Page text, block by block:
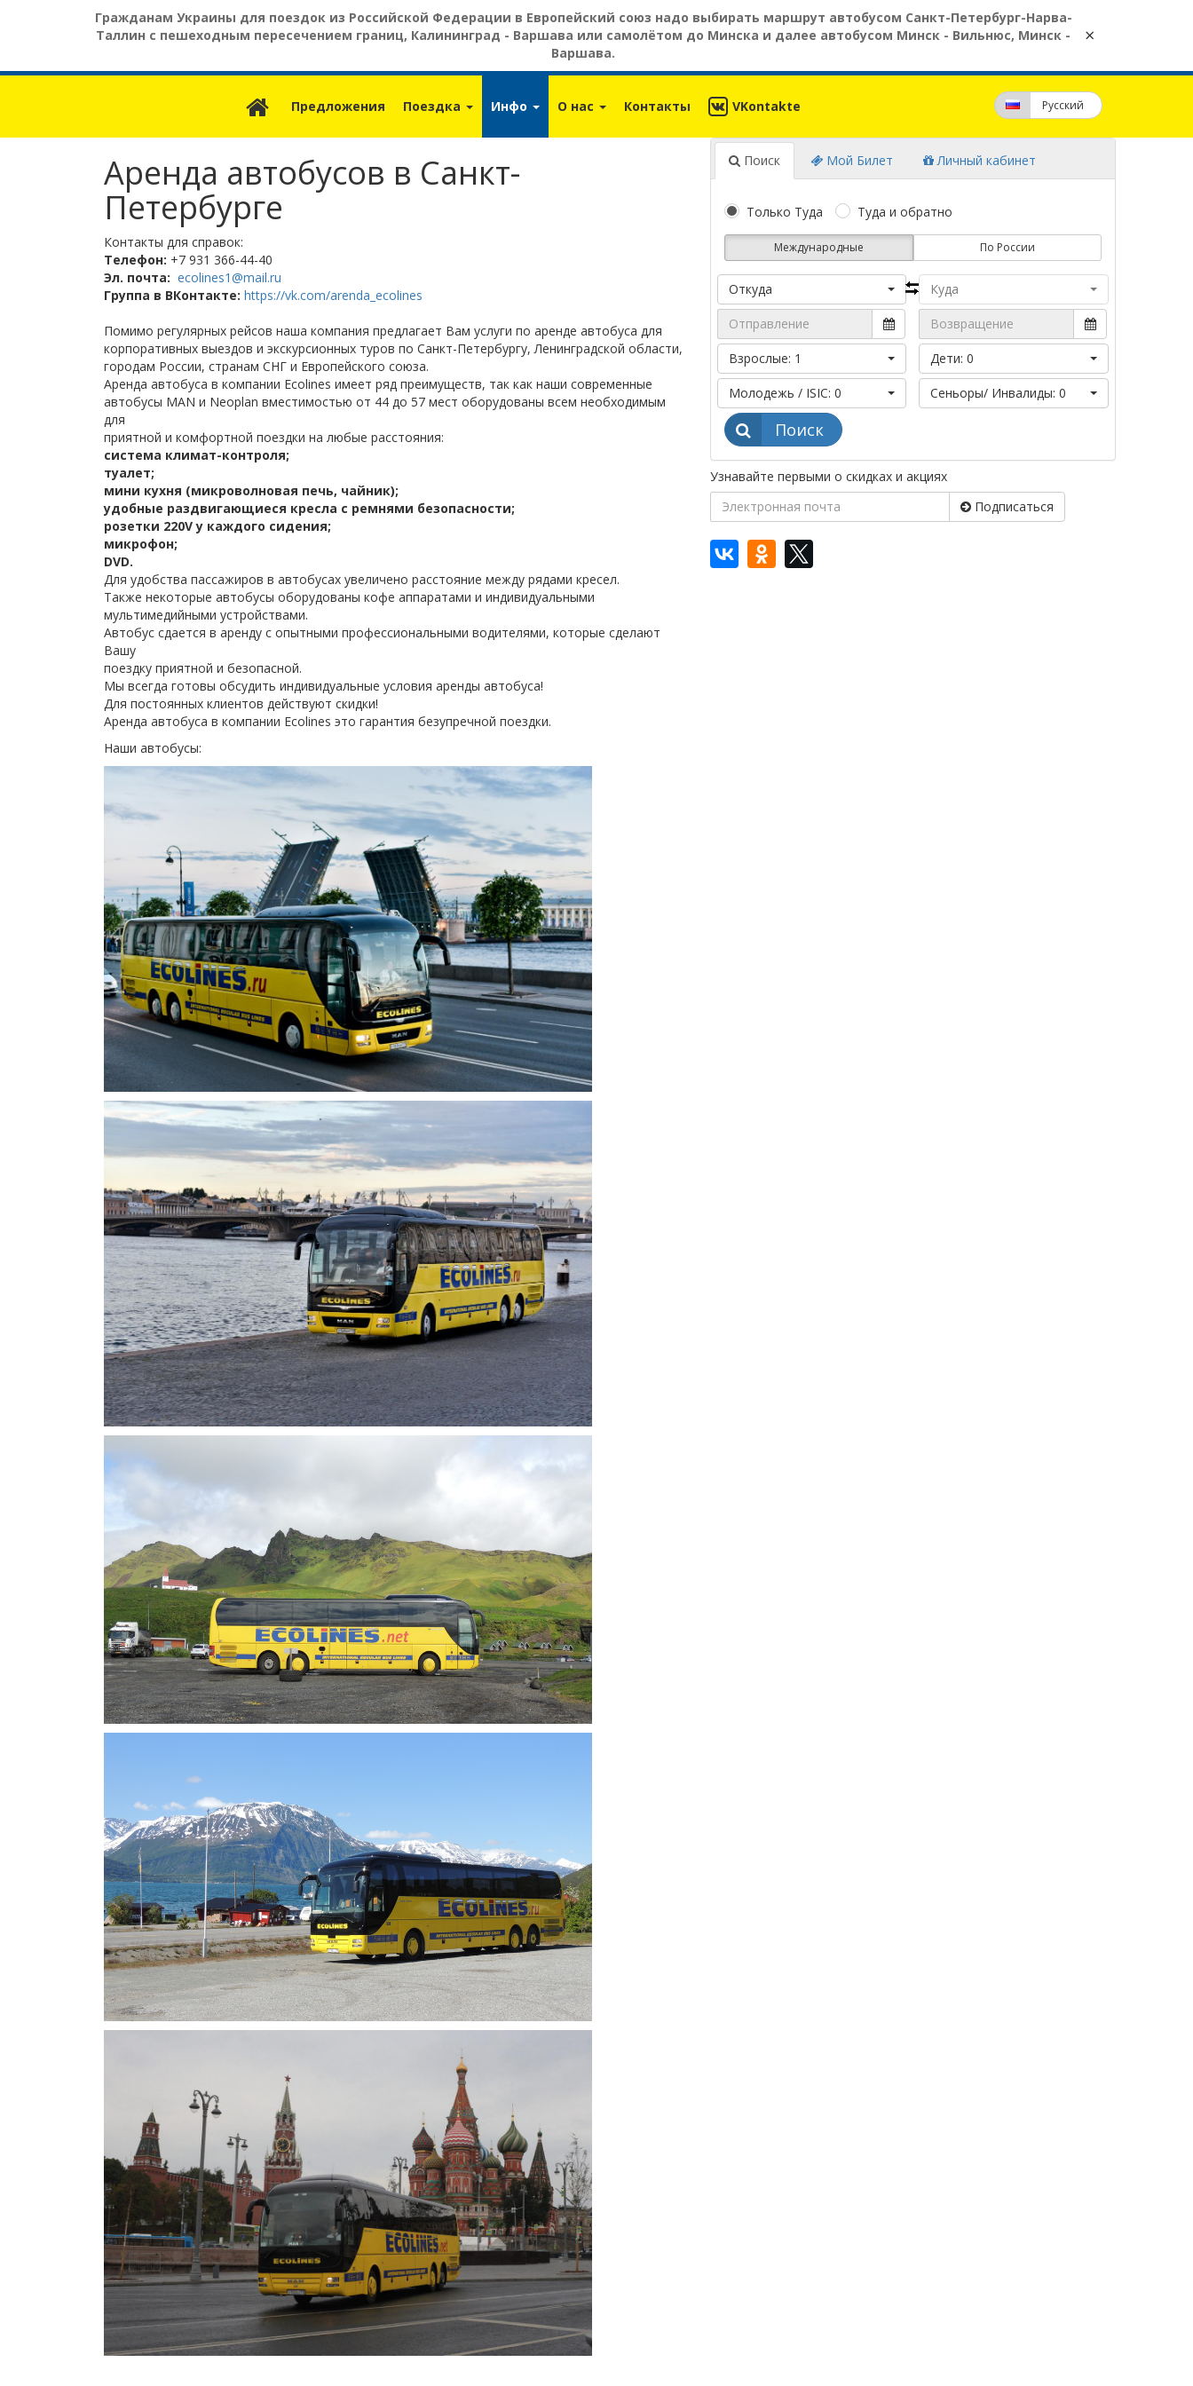
Гражданам Украины для поездок из Российской Федерации в Европейский союз надо выбирать маршрут автобусом Санкт-Петербург-Нарва-
Таллин с пешеходным пересечением границ, Калининград - Варшава или самолётом до Минска и далее автобусом Минск - Вильнюс, Минск -
Варшава.
×
Предложения Поездка Инфо О нас Контакты VKontakte Pусский
Аренда автобусов в Санкт-
Петербурге
Контакты для справок:
Телефон: +7 931 366-44-40
Эл. почта: ecolines1@mail.ru
Группа в ВКонтакте: https://vk.com/arenda_ecolines
Помимо регулярных рейсов наша компания предлагает Вам услуги по аренде автобуса для
корпоративных выездов и экскурсионных туров по Санкт-Петербургу, Ленинградской области,
городам России, странам СНГ и Европейского союза.
Аренда автобуса в компании Ecolines имеет ряд преимуществ, так как наши современные
автобусы MAN и Neoplan вместимостью от 44 до 57 мест оборудованы всем необходимым
для
приятной и комфортной поездки на любые расстояния:
система климат-контроля;
туалет;
мини кухня (микроволновая печь, чайник);
удобные раздвигающиеся кресла с ремнями безопасности;
розетки 220V у каждого сидения;
микрофон;
DVD.
Для удобства пассажиров в автобусах увеличено расстояние между рядами кресел.
Также некоторые автобусы оборудованы кофе аппаратами и индивидуальными
мультимедийными устройствами.
Автобус сдается в аренду с опытными профессиональными водителями, которые сделают
Вашу
поездку приятной и безопасной.
Мы всегда готовы обсудить индивидуальные условия аренды автобуса!
Для постоянных клиентов действуют скидки!
Аренда автобуса в компании Ecolines это гарантия безупречной поездки.
Наши автобусы:
Поиск Мой Билет Личный кабинет
Только Туда Туда и обратно
Mеждународные По России
Откуда Куда
Взрослые: 1 Дети: 0
Молодежь / ISIC: 0 Сеньоры/ Инвалиды: 0
Поиск
Узнавайте первыми о скидках и акциях
Подписаться